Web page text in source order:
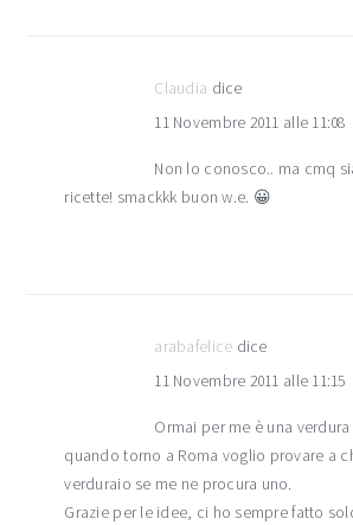
Claudia dice
11 Novembre 2011 alle 11:08
Non lo conosco.. ma cmq
ricette! smackkk buon w.e. 😀
arabafelice dice
11 Novembre 2011 alle 11:15
Ormai per me è una
quando torno a Roma voglio provare a
verduraio se me ne procura uno.
Grazie per le idee, ci ho sempre fatto